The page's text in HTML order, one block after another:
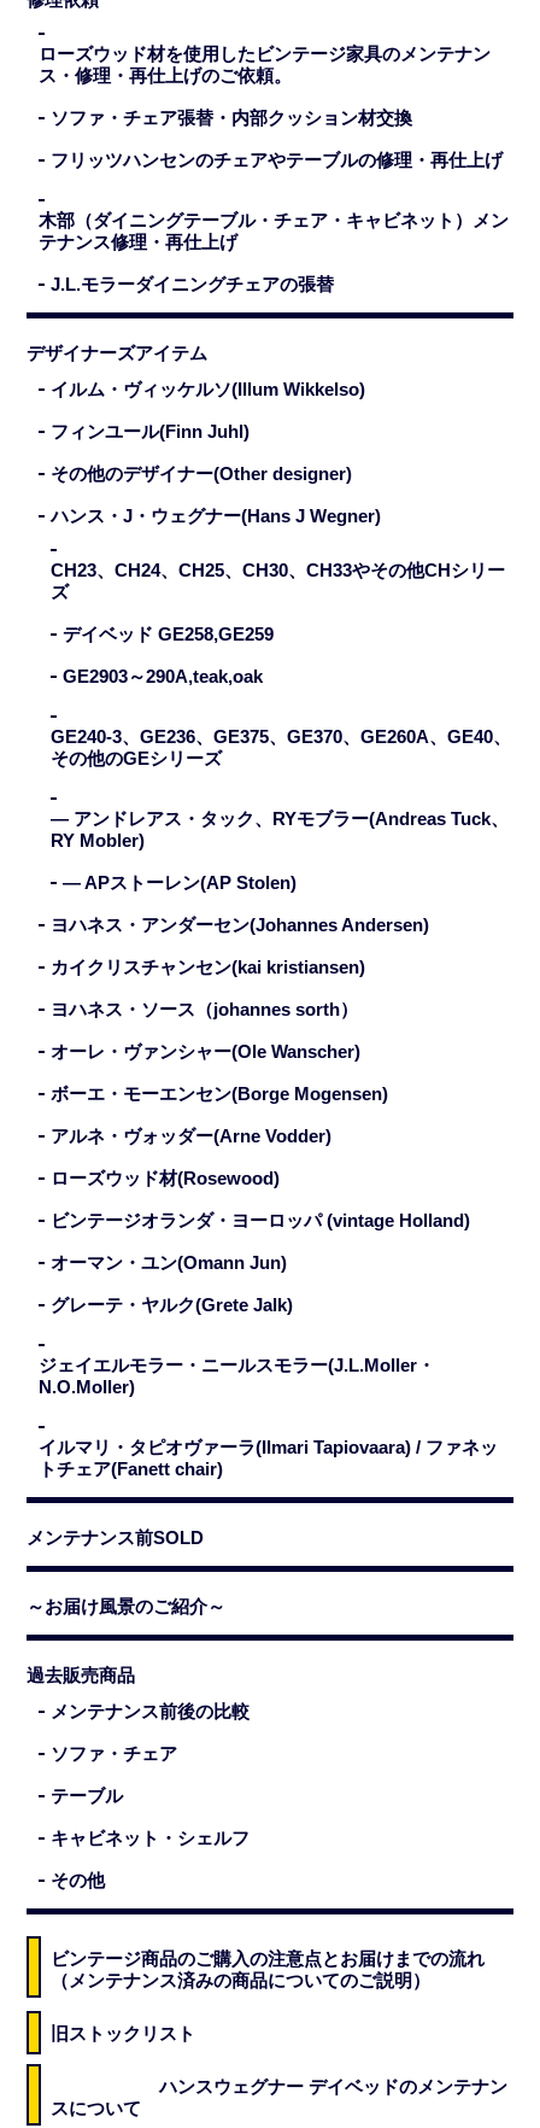
ローズウッド材を使用したビンテージ家具のメンテナン
ス・修理・再仕上げのご依頼。
ソファ・チェア張替・内部クッション材交換
フリッツハンセンのチェアやテーブルの修理・再仕上げ
木部（ダイニングテーブル・チェア・キャビネット）メン
テナンス修理・再仕上げ
J.L.モラーダイニングチェアの張替
デザイナーズアイテム
イルム・ヴィッケルソ(Illum Wikkelso)
フィンユール(Finn Juhl)
その他のデザイナー(Other designer)
ハンス・J・ウェグナー(Hans J Wegner)
CH23、CH24、CH25、CH30、CH33やその他CHシリー
ズ
デイベッド GE258,GE259
GE2903～290A,teak,oak
GE240-3、GE236、GE375、GE370、GE260A、GE40、
その他のGEシリーズ
— アンドレアス・タック、RYモブラー(Andreas Tuck、
RY Mobler)
— APストーレン(AP Stolen)
ヨハネス・アンダーセン(Johannes Andersen)
カイクリスチャンセン(kai kristiansen)
ヨハネス・ソース（johannes sorth）
オーレ・ヴァンシャー(Ole Wanscher)
ボーエ・モーエンセン(Borge Mogensen)
アルネ・ヴォッダー(Arne Vodder)
ローズウッド材(Rosewood)
ビンテージオランダ・ヨーロッパ (vintage Holland)
オーマン・ユン(Omann Jun)
グレーテ・ヤルク(Grete Jalk)
ジェイエルモラー・ニールスモラー(J.L.Moller・
N.O.Moller)
イルマリ・タピオヴァーラ(Ilmari Tapiovaara) / ファネッ
トチェア(Fanett chair)
メンテナンス前SOLD
～お届け風景のご紹介～
過去販売商品
メンテナンス前後の比較
ソファ・チェア
テーブル
キャビネット・シェルフ
その他
ビンテージ商品のご購入の注意点とお届けまでの流れ
（メンテナンス済みの商品についてのご説明）
旧ストックリスト
ハンスウェグナー デイベッドのメンテナン
スについて